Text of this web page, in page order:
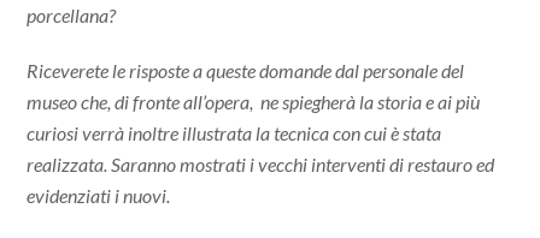
porcellana?
Riceverete le risposte a queste domande dal personale del
museo che, di fronte all’opera, ne spiegherà la storia e ai più
curiosi verrà inoltre illustrata la tecnica con cui è stata
realizzata. Saranno mostrati i vecchi interventi di restauro ed
evidenziati i nuovi.